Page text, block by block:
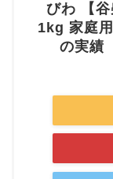
びわ 【
1kg 家庭
の実績